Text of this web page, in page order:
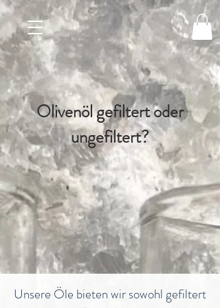
Olivenöl gefiltert oder
ungefiltert?
Unsere Öle bieten wir sowohl gefiltert